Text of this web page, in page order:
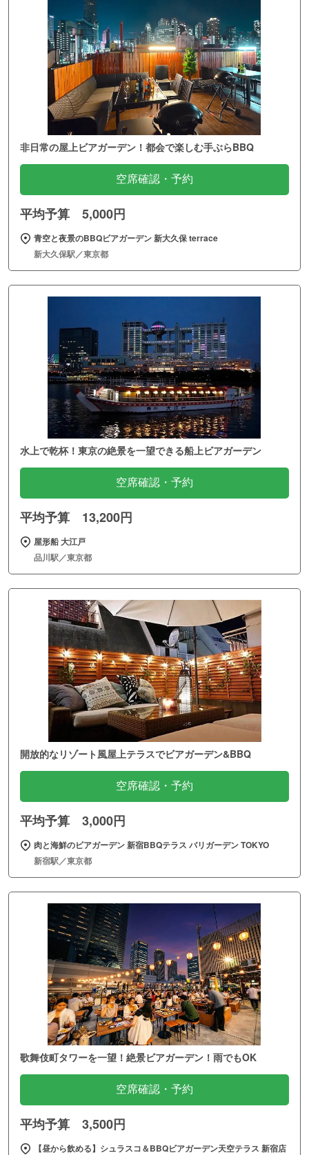
非日常の屋上ビアガーデン！都会で楽しむ手ぶらBBQ
空席確認・予約
平均予算 5,000円
青空と夜景のBBQビアガーデン 新大久保 terrace
新大久保駅／東京都
水上で乾杯！東京の絶景を一望できる船上ビアガーデン
空席確認・予約
平均予算 13,200円
屋形船 大江戸
品川駅／東京都
開放的なリゾート風屋上テラスでビアガーデン&BBQ
空席確認・予約
平均予算 3,000円
肉と海鮮のビアガーデン 新宿BBQテラス バリガーデン TOKYO
新宿駅／東京都
歌舞伎町タワーを一望！絶景ビアガーデン！雨でもOK
空席確認・予約
平均予算 3,500円
【昼から飲める】シュラスコ＆BBQビアガーデン天空テラス 新宿店